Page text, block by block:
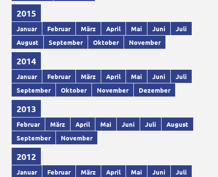
2015
Januar Februar März April Mai Juni
Juli
August
September Oktober November
2014
Januar Februar März April Mai Juni
Juli
September
Oktober November Dezember
2013
Februar März April Mai Juni Juli
August
September
November
2012
Januar Februar März April Mai Juni
Juli